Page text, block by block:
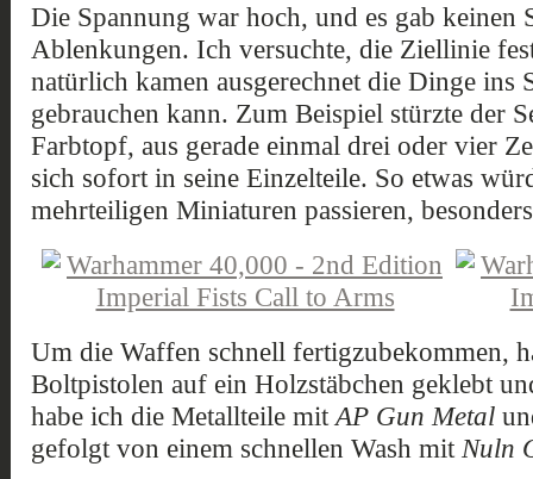
Die Spannung war hoch, und es gab keinen
Ablenkungen. Ich versuchte, die Ziellinie
natürlich kamen ausgerechnet die Dinge ins
gebrauchen kann. Zum Beispiel stürzte der
Farbtopf, aus gerade einmal drei oder vier
sich sofort in seine Einzelteile. So etwas
mehrteiligen Miniaturen passieren,
Um die Waffen schnell fertigzubekommen,
Boltpistolen auf ein Holzstäbchen geklebt
habe ich die Metallteile mit AP Gun Metal
gefolgt von einem schnellen Wash mit Nuln